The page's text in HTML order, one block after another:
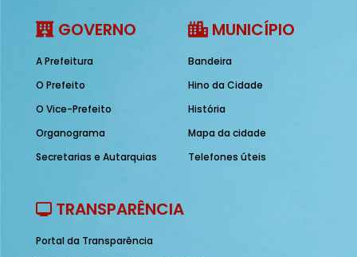
GOVERNO
A Prefeitura
O Prefeito
O Vice-Prefeito
Organograma
Secretarias e Autarquias
MUNICÍPIO
Bandeira
Hino da Cidade
História
Mapa da cidade
Telefones úteis
TRANSPARÊNCIA
Portal da Transparência